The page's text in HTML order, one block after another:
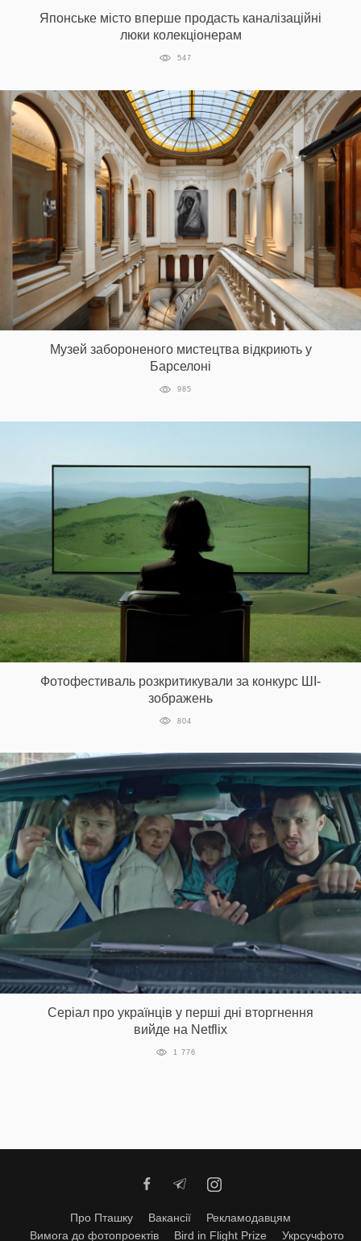
Японське місто вперше продасть каналізаційні
люки колекціонерам
547
Музей забороненого мистецтва відкриють у
Барселоні
985
Фотофестиваль розкритикували за конкурс ШІ-
зображень
804
Серіал про українців у перші дні вторгнення
вийде на Netflix
1 776
Про Пташку Вакансії
Рекламодавцям
Вимога до фотопроектів
Bird in Flight Prize Укрсучфото